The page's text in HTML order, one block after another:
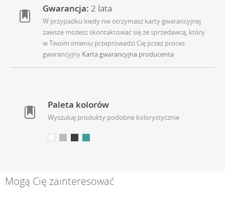
Gwarancja: 2 lata
W przypadku kiedy nie otrzymasz karty gwarancyjnej
zawsze możesz skontaktować się ze sprzedawcą, który
w Twoim imieniu przeprowadzi Cię przez proces
gwarancyjny Karta gwarancyjna producenta
Paleta kolorów
Wyszukaj produkty podobne kolorystycznie
Mogą Cię zainteresować